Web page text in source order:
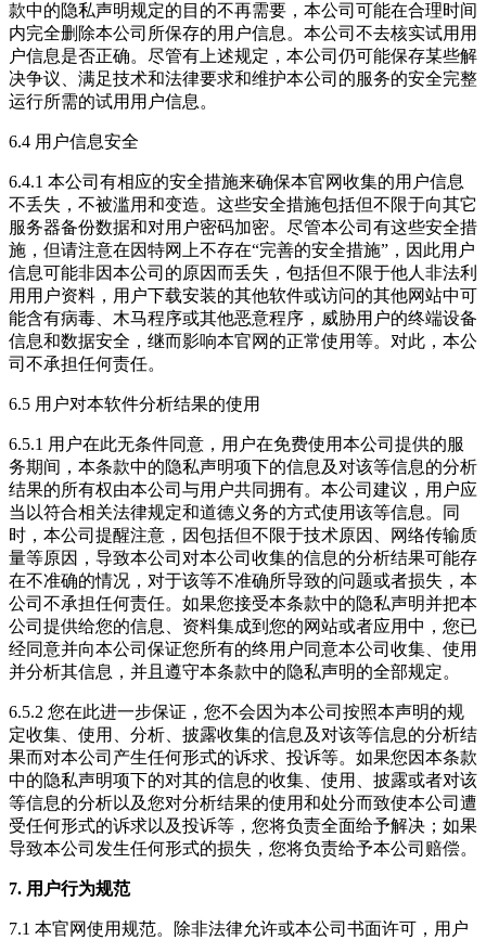
款中的隐私声明规定的目的不再需要，本公司可能在合理时间
内完全删除本公司所保存的用户信息。本公司不去核实试用用
户信息是否正确。尽管有上述规定，本公司仍可能保存某些解
决争议、满足技术和法律要求和维护本公司的服务的安全完整
运行所需的试用用户信息。
6.4 用户信息安全
6.4.1 本公司有相应的安全措施来确保本官网收集的用户信息
不丢失，不被滥用和变造。这些安全措施包括但不限于向其它
服务器备份数据和对用户密码加密。尽管本公司有这些安全措
施，但请注意在因特网上不存在“完善的安全措施”，因此用户
信息可能非因本公司的原因而丢失，包括但不限于他人非法利
用用户资料，用户下载安装的其他软件或访问的其他网站中可
能含有病毒、木马程序或其他恶意程序，威胁用户的终端设备
信息和数据安全，继而影响本官网的正常使用等。对此，本公
司不承担任何责任。
6.5 用户对本软件分析结果的使用
6.5.1 用户在此无条件同意，用户在免费使用本公司提供的服
务期间，本条款中的隐私声明项下的信息及对该等信息的分析
结果的所有权由本公司与用户共同拥有。本公司建议，用户应
当以符合相关法律规定和道德义务的方式使用该等信息。同
时，本公司提醒注意，因包括但不限于技术原因、网络传输质
量等原因，导致本公司对本公司收集的信息的分析结果可能存
在不准确的情况，对于该等不准确所导致的问题或者损失，本
公司不承担任何责任。如果您接受本条款中的隐私声明并把本
公司提供给您的信息、资料集成到您的网站或者应用中，您已
经同意并向本公司保证您所有的终用户同意本公司收集、使用
并分析其信息，并且遵守本条款中的隐私声明的全部规定。
6.5.2 您在此进一步保证，您不会因为本公司按照本声明的规
定收集、使用、分析、披露收集的信息及对该等信息的分析结
果而对本公司产生任何形式的诉求、投诉等。如果您因本条款
中的隐私声明项下的对其的信息的收集、使用、披露或者对该
等信息的分析以及您对分析结果的使用和处分而致使本公司遭
受任何形式的诉求以及投诉等，您将负责全面给予解决；如果
导致本公司发生任何形式的损失，您将负责给予本公司赔偿。
7. 用户行为规范
7.1 本官网使用规范。除非法律允许或本公司书面许可，用户